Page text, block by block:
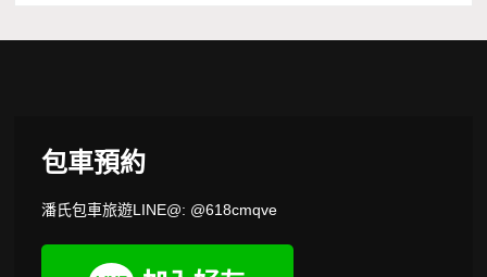
包車預約
潘氏包車旅遊LINE@: @618cmqve